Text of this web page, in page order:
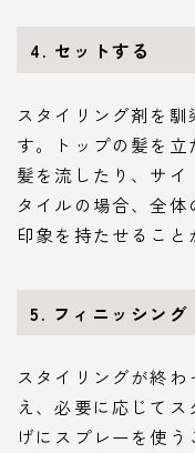
4. セットする
スタイリング剤を
す。トップの髪を
髪を流したり、サ
タイルの場合、全
印象を持たせること
5. フィニッシング
スタイリングが終
え、必要に応じて
げにスプレーを使